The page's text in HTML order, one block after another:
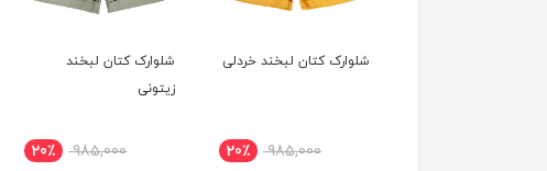
شلوارک کتان لبخند
985,000 20٪
شلوارک کتان لبخند آبی
985,000 20٪